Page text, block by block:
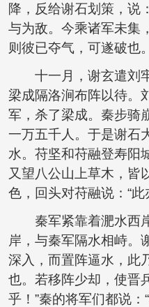
降，反给谢石划策，说
与为敌。今乘诸军未集
则彼已夺气，可遂破也
十一月，谢玄遣刘牢
梁成隔洛涧布阵以待。
军，杀了梁成。秦步骑
一万五千人。于是谢石
水。苻坚和苻融登寿阳
又望八公山上草木，皆
色，回头对苻融说：“
秦军紧靠着淝水西
岸，与秦军隔水相峙。
深入，而置阵逼水，此
也。若移阵少却，使晋
乎！”秦的将军们都说